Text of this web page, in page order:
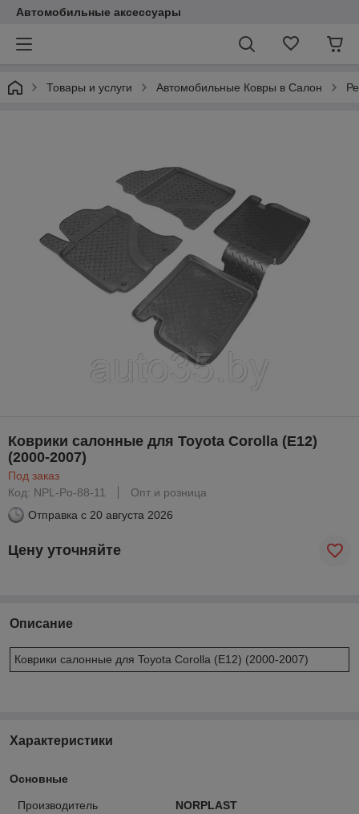
Автомобильные аксессуары
Товары и услуги Автомобильные Ковры в Салон
Коврики салонные для Toyota Corolla (E12)
(2000-2007)
Под заказ
Код: NPL-Po-88-11
Опт и розница
Отправка с 20 августа 2026
Цену уточняйте
Описание
Коврики салонные для Toyota Corolla (E12) (2000-2007)
Характеристики
Основные
Производитель
NORPLAST